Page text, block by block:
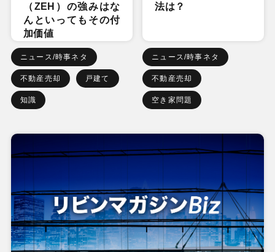
（ZEH）の強みはな
んといってもその付
加価値
ニュース/時事ネタ
不動産売却 戸建て
知識
法は？
ニュース/時事ネタ
不動産売却
空き家問題